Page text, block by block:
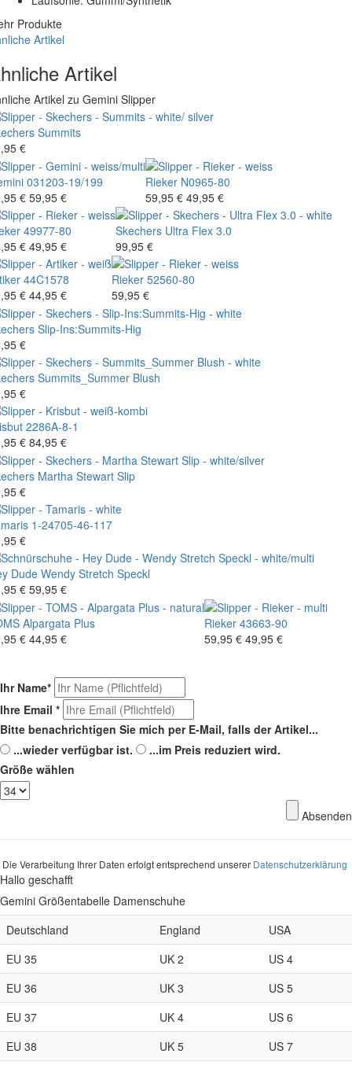
Produkte
Artikel
Artikel
Artikel zu Gemini Slipper
Summits
€
031203-19/199
€ 59,95 €
Rieker N0965-80
59,95 € 49,95 €
49977-80
€ 49,95 €
Skechers Ultra Flex 3.0
99,95 €
44C1578
€ 44,95 €
Rieker 52560-80
59,95 €
Slip-Ins:Summits-Hig
€
Summits_Summer Blush
€
2286A-8-1
€ 84,95 €
Martha Stewart Slip
€
1-24705-46-117
€
Dude Wendy Stretch Speckl
€ 59,95 €
Alpargata Plus
€ 44,95 €
Rieker 43663-90
59,95 € 49,95 €
Ihr Name*
Ihre Email *
Bitte benachrichtigen Sie mich per E-Mail, falls der Artikel...
...wieder verfügbar ist.
...im Preis reduziert wird.
Größe wählen
Absenden
Die Verarbeitung Ihrer Daten erfolgt entsprechend unserer Datenschutzerklärung
Hallo geschafft
Gemini Größentabelle Damenschuhe
Deutschland
England
USA
EU 35
UK 2
US 4
EU 36
UK 3
US 5
EU 37
UK 4
US 6
EU 38
UK 5
US 7